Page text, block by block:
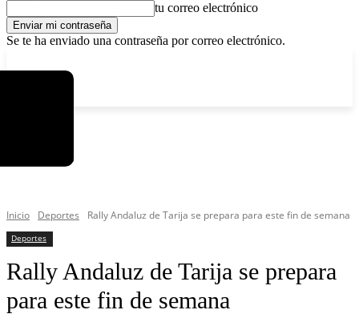
tu correo electrónico
Se te ha enviado una contraseña por correo electrónico.
Inicio Deportes Rally Andaluz de Tarija se prepara para este fin de semana
Deportes
Rally Andaluz de Tarija se prepara
para este fin de semana